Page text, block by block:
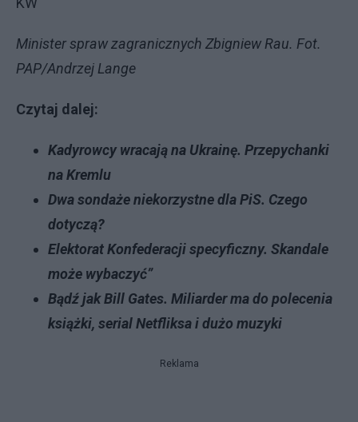
Minister spraw zagranicznych Zbigniew Rau. Fot.
PAP/Andrzej Lange
Czytaj dalej:
Kadyrowcy wracają na Ukrainę. Przepychanki
na Kremlu
Dwa sondaże niekorzystne dla PiS. Czego
dotyczą?
Elektorat Konfederacji specyficzny. Skandale
może wybaczyć”
Bądź jak Bill Gates. Miliarder ma do polecenia
książki, serial Netfliksa i dużo muzyki
Reklama